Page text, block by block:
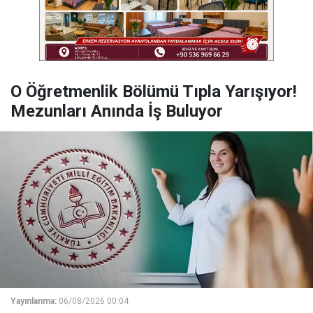
O Öğretmenlik Bölümü Tıpla Yarışıyor!
Mezunları Anında İş Buluyor
Yayınlanma: 06/08/2026 00:04